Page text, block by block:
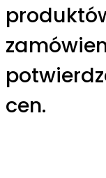
cen.